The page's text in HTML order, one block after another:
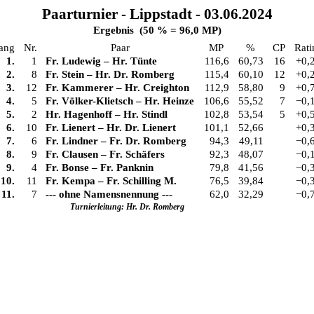
Paarturnier - Lippstadt - 03.06.2024
Ergebnis (50 % = 96,0 MP)
Nr. Paar MP % CP
1.
1 Fr. Ludewig –Hr. Tünte 116,6 60,73 16
2.
8 Fr. Stein–Hr. Dr. Romberg 115,4 60,10 12
3.
12 Fr. Kammerer–Hr. Creighton 112,9 58,80 9
4.
5 Fr. Völker-Klietsch–Hr. Heinze 106,6 55,52 7
5.
2 Hr. Hagenhoff–Hr. Stindl 102,8 53,54 5
6.
10 Fr. Lienert–Hr. Dr. Lienert 101,1 52,66
7.
6 Fr. Lindner–Fr. Dr. Romberg 94,3 49,11
8.
9 Fr. Clausen–Fr. Schäfers 92,3 48,07
9.
4 Fr. Bonse–Fr. Panknin 79,8 41,56
10.
11 Fr. Kempa –Fr. Schilling M. 76,5 39,84
11.
7 --- ohne Namensnennung --- 62,0 32,29
Turnierleitung: Hr. Dr. Romberg